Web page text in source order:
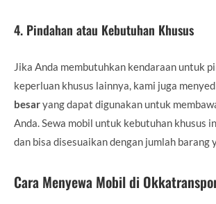
4. Pindahan atau Kebutuhan Khusus
Jika Anda membutuhkan kendaraan untuk
keperluan khusus lainnya, kami juga
besaryang dapat digunakan untuk
Anda. Sewa mobil untuk kebutuhan khusus
dan bisa disesuaikan dengan jumlah barang
Cara Menyewa Mobil di